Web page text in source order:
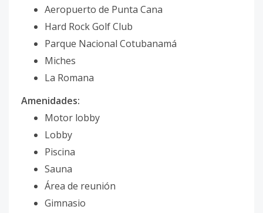
Aeropuerto de Punta Cana
Hard Rock Golf Club
Parque Nacional Cotubanamá
Miches
La Romana
Amenidades:
Motor lobby
Lobby
Piscina
Sauna
Área de reunión
Gimnasio